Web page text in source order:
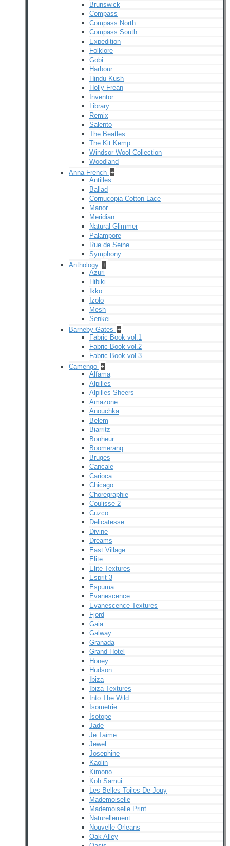
Brunswick
Compass
Compass North
Compass South
Expedition
Folklore
Gobi
Harbour
Hindu Kush
Holly Frean
Inventor
Library
Remix
Salento
The Beatles
The Kit Kemp
Windsor Wool Collection
Woodland
Anna French +
Antilles
Ballad
Cornucopia Cotton Lace
Manor
Meridian
Natural Glimmer
Palampore
Rue de Seine
Symphony
Anthology +
Azuri
Hibiki
Ikko
Izolo
Mesh
Senkei
Barneby Gates +
Fabric Book vol.1
Fabric Book vol.2
Fabric Book vol.3
Camengo +
Alfama
Alpilles
Alpilles Sheers
Amazone
Anouchka
Belem
Biarritz
Bonheur
Boomerang
Bruges
Cancale
Carioca
Chicago
Choregraphie
Coulisse 2
Cuzco
Delicatesse
Divine
Dreams
East Village
Elite
Elite Textures
Esprit 3
Espuma
Evanescence
Evanescence Textures
Fjord
Gaia
Galway
Granada
Grand Hotel
Honey
Hudson
Ibiza
Ibiza Textures
Into The Wild
Isometrie
Isotope
Jade
Je Taime
Jewel
Josephine
Kaolin
Kimono
Koh Samui
Les Belles Toiles De Jouy
Mademoiselle
Mademoiselle Print
Naturellement
Nouvelle Orleans
Oak Alley